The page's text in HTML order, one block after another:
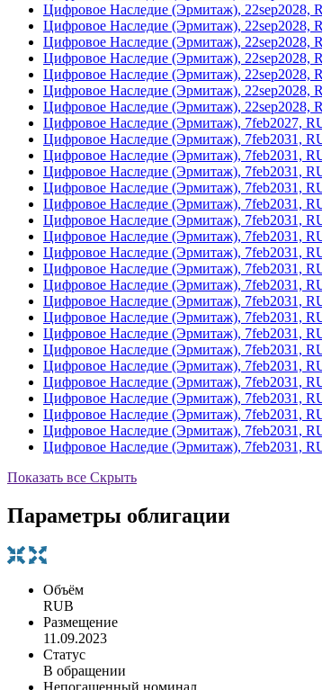
Цифровое Наследие (Эрмитаж), 22sep2028,
Цифровое Наследие (Эрмитаж), 22sep2028,
Цифровое Наследие (Эрмитаж), 22sep2028,
Цифровое Наследие (Эрмитаж), 22sep2028,
Цифровое Наследие (Эрмитаж), 22sep2028,
Цифровое Наследие (Эрмитаж), 22sep2028,
Цифровое Наследие (Эрмитаж), 22sep2028,
Цифровое Наследие (Эрмитаж), 7feb2027,
Цифровое Наследие (Эрмитаж), 7feb2031,
Цифровое Наследие (Эрмитаж), 7feb2031,
Цифровое Наследие (Эрмитаж), 7feb2031,
Цифровое Наследие (Эрмитаж), 7feb2031,
Цифровое Наследие (Эрмитаж), 7feb2031,
Цифровое Наследие (Эрмитаж), 7feb2031,
Цифровое Наследие (Эрмитаж), 7feb2031,
Цифровое Наследие (Эрмитаж), 7feb2031,
Цифровое Наследие (Эрмитаж), 7feb2031,
Цифровое Наследие (Эрмитаж), 7feb2031,
Цифровое Наследие (Эрмитаж), 7feb2031,
Цифровое Наследие (Эрмитаж), 7feb2031,
Цифровое Наследие (Эрмитаж), 7feb2031,
Цифровое Наследие (Эрмитаж), 7feb2031,
Цифровое Наследие (Эрмитаж), 7feb2031,
Цифровое Наследие (Эрмитаж), 7feb2031,
Цифровое Наследие (Эрмитаж), 7feb2031,
Цифровое Наследие (Эрмитаж), 7feb2031,
Цифровое Наследие (Эрмитаж), 7feb2031,
Цифровое Наследие (Эрмитаж), 7feb2031,
Показать все Скрыть
Параметры облигации
Объём
RUB
Размещение
11.09.2023
Статус
В обращении
Непогашенный номинал